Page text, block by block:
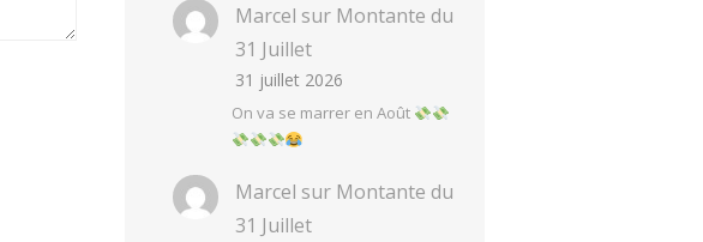
Marcel sur Montante du
31 Juillet
31 juillet 2026
On va se marrer en Août
Marcel sur Montante du
31 Juillet